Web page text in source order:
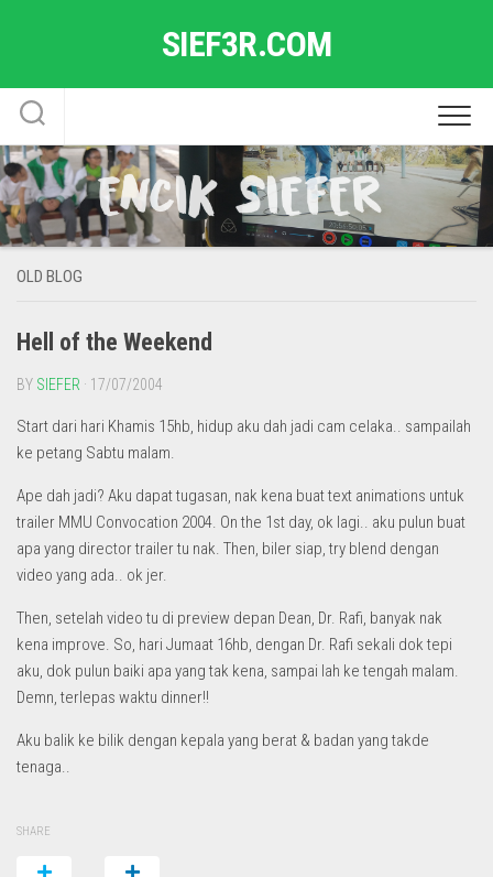
SIEF3R.COM
OLD BLOG
Hell of the Weekend
BY SIEFER · 17/07/2004
Start dari hari Khamis 15hb, hidup aku dah jadi cam celaka.. sampailah
ke petang Sabtu malam.
Ape dah jadi? Aku dapat tugasan, nak kena buat text animations untuk
trailer MMU Convocation 2004. On the 1st day, ok lagi.. aku pulun buat
apa yang director trailer tu nak. Then, biler siap, try blend dengan
video yang ada.. ok jer.
Then, setelah video tu di preview depan Dean, Dr. Rafi, banyak nak
kena improve. So, hari Jumaat 16hb, dengan Dr. Rafi sekali dok tepi
aku, dok pulun baiki apa yang tak kena, sampai lah ke tengah malam.
Demn, terlepas waktu dinner!!
Aku balik ke bilik dengan kepala yang berat & badan yang takde
tenaga..
SHARE